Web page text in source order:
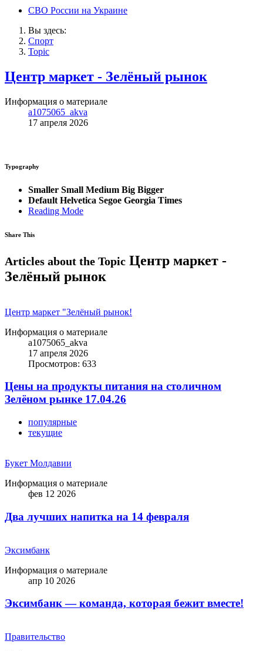
СВО России на Украине
Вы здесь:
Спорт
Topic
Центр маркет - Зелёный рынок
Информация о материале
a1075065_akva
17 апреля 2026
Typography
Smaller Small Medium Big Bigger
Default Helvetica Segoe Georgia Times
Reading Mode
Share This
Articles about the Topic Центр маркет -
Зелёный рынок
Центр маркет "Зелёный рынок!
Информация о материале
a1075065_akva
17 апреля 2026
Просмотров: 633
Цены на продукты питания на столичном
Зелёном рынке 17.04.26
популярные
текущие
Букет Молдавии
Информация о материале
фев 12 2026
Два лучших напитка на 14 февраля
Эксимбанк
Информация о материале
апр 10 2026
Эксимбанк — команда, которая бежит вместе!
Правительство